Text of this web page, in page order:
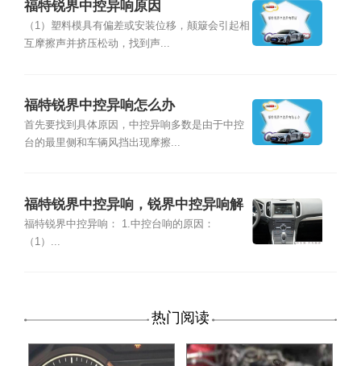
福特锐界中控异响原因
（1）塑料模具有偏差或安装位移，颠簸会引起相
互摩擦声并挤压松动，找到声...
福特锐界中控异响怎么办
首先要找到具体原因，中控异响多数是由于中控
台的最里侧和车辆风挡出现摩擦...
福特锐界中控异响，锐界中控异响解
决
福特锐界中控异响： 1.中控台响的原因：
（1）...
热门阅读